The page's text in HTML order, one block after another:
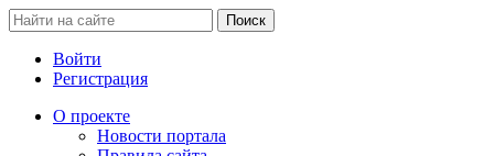
Войти
Регистрация
О проекте
Новости портала